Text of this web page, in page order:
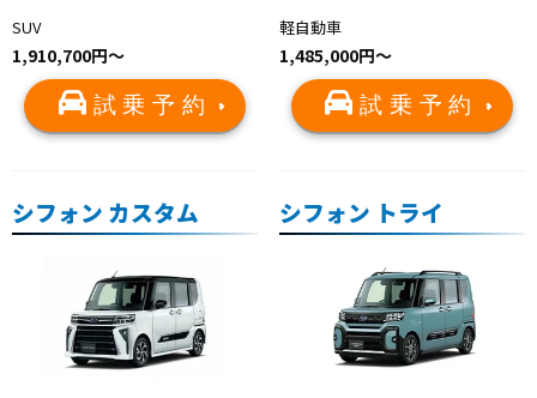
SUV
1,910,700円〜
試乗予約
軽自動車
1,485,000円～
試乗予約
シフォン カスタム シフォン トライ